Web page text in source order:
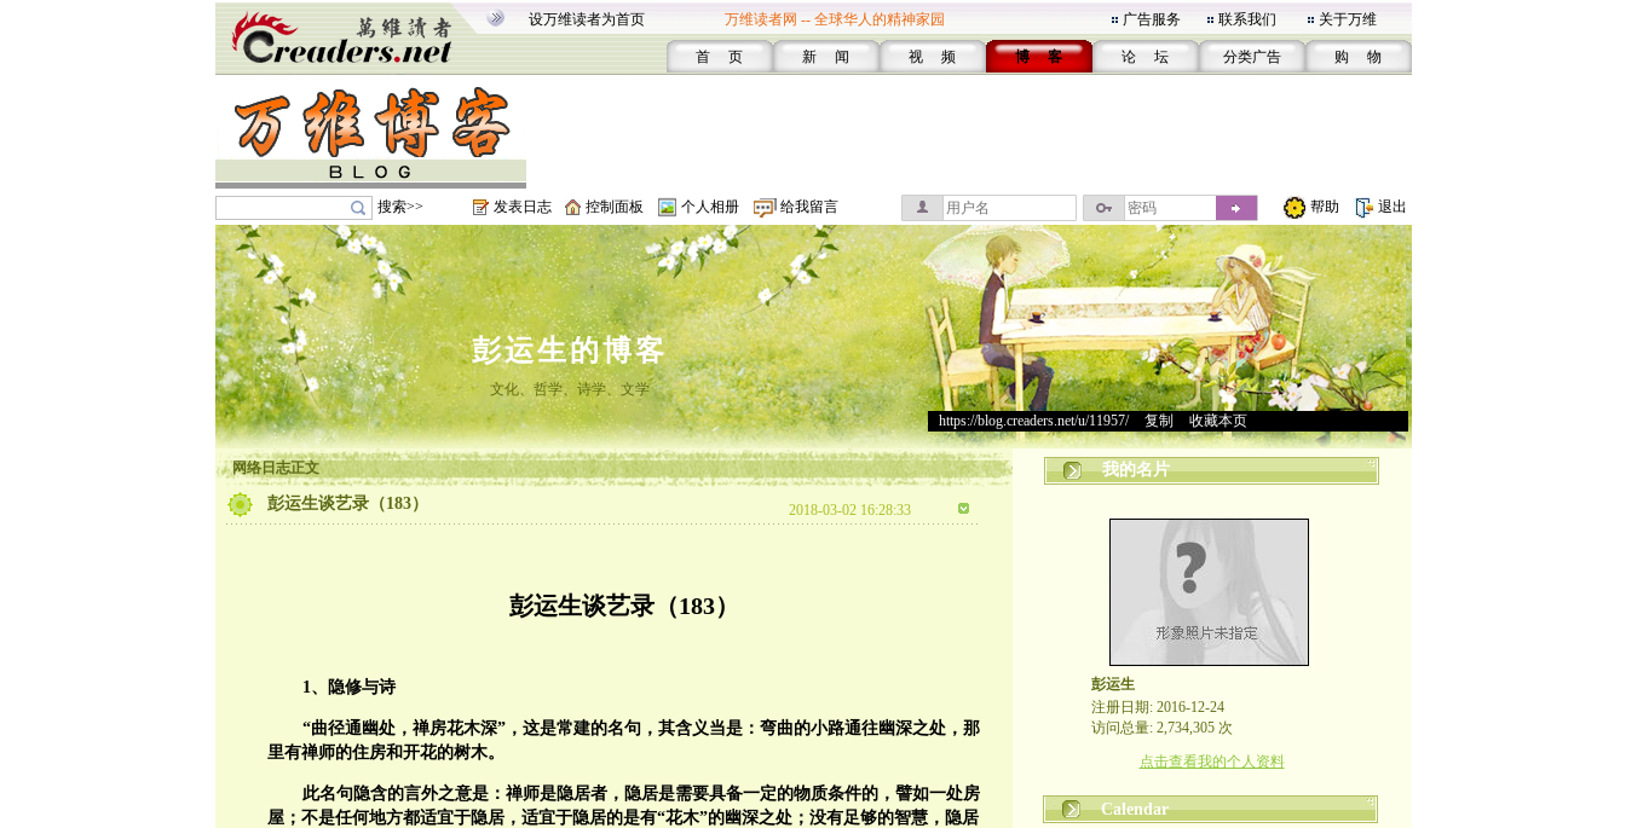
设万维读者为首页 万维读者网 -- 全球华人的精神家园 广告服务 联系我们 关于万维
首 页 新 闻 视 频 博 客 论 坛 分类广告 购 物
搜索>> 发表日志 控制面板 个人相册 给我留言 帮助 退出
彭运生的博客
文化、哲学、诗学、文学
https://blog.creaders.net/u/11957/> 复制 收藏本页
网络日志正文
彭运生谈艺录（183） 2018-03-02 16:28:33
彭运生谈艺录（183）
1、隐修与诗
“曲径通幽处，禅房花木深”，这是常建的名句，其含义当是：弯曲的小路通往幽深之处，那
里有禅师的住房和开花的树木。
此名句隐含的言外之意是：禅师是隐居者，隐居是需要具备一定的物质条件的，譬如一处房
屋；不是任何地方都适宜于隐居，适宜于隐居的是有“花木”的幽深之处；没有足够的智慧，隐居
我的名片
彭运生
注册日期: 2016-12-24
访问总量: 2,734,305 次
点击查看我的个人资料
Calendar